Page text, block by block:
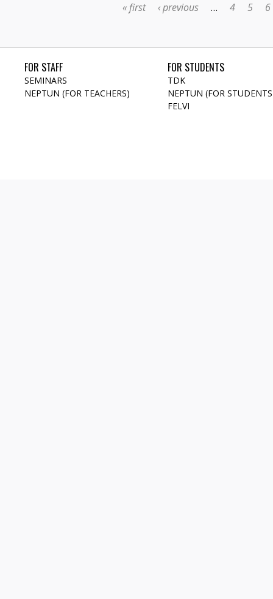
« first ‹ previous … 4 5 6
FOR STAFF
SEMINARS
NEPTUN (FOR TEACHERS)
FOR STUDENTS
TDK
NEPTUN (FOR
FELVI